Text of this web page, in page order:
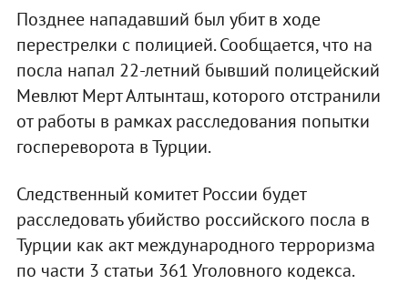
Позднее нападавший был убит в ходе
перестрелки с полицией. Сообщается, что на
посла напал 22-летний бывший полицейский
Мевлют Мерт Алтынташ, которого отстранили
от работы в рамках расследования попытки
госпереворота в Турции.
Следственный комитет России будет
расследовать убийство российского посла в
Турции как акт международного терроризма
по части 3 статьи 361 Уголовного кодекса.